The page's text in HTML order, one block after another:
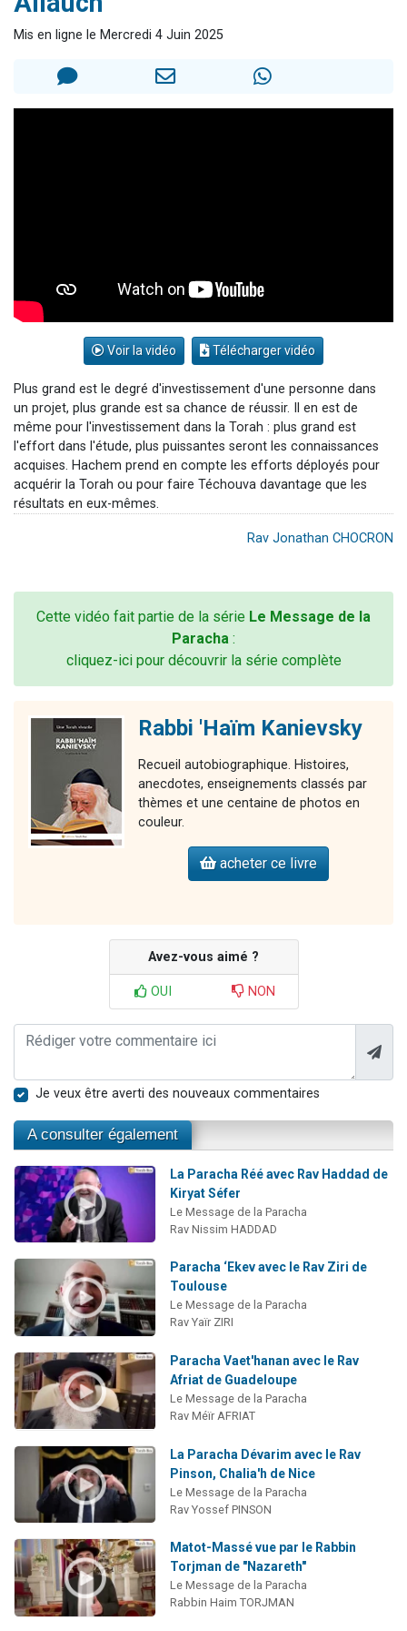
30 personnes viennent de faire un don pour Sauvez la jambe de Yohan
Il reste 49 places pour étudier en groupe sur Zoom
Mis en ligne le Mercredi 4 Juin 2025
Voir la vidéo Télécharger vidéo
Plus grand est le degré d'investissement d'une personne dans
un projet, plus grande est sa chance de réussir. Il en est de
même pour l'investissement dans la Torah : plus grand est
l'effort dans l'étude, plus puissantes seront les connaissances
acquises. Hachem prend en compte les efforts déployés pour
acquérir la Torah ou pour faire Téchouva davantage que les
résultats en eux-mêmes.
Rav Jonathan CHOCRON
Cette vidéo fait partie de la série Le Message de la
Paracha :
cliquez-ici pour découvrir la série complète
Rabbi 'Haïm Kanievsky
Recueil autobiographique. Histoires,
anecdotes, enseignements classés par
thèmes et une centaine de photos en
couleur.
acheter ce livre
Avez-vous aimé ?
OUI NON
Je veux être averti des nouveaux commentaires
A consulter également
La Paracha Réé avec Rav Haddad de
Kiryat Séfer
Le Message de la Paracha
Rav Nissim HADDAD
Paracha ‘Ekev avec le Rav Ziri de
Toulouse
Le Message de la Paracha
Rav Yaïr ZIRI
Paracha Vaet'hanan avec le Rav
Afriat de Guadeloupe
Le Message de la Paracha
Rav Méïr AFRIAT
La Paracha Dévarim avec le Rav
Pinson, Chalia'h de Nice
Le Message de la Paracha
Rav Yossef PINSON
Matot-Massé vue par le Rabbin
Torjman de "Nazareth"
Le Message de la Paracha
Rabbin Haim TORJMAN